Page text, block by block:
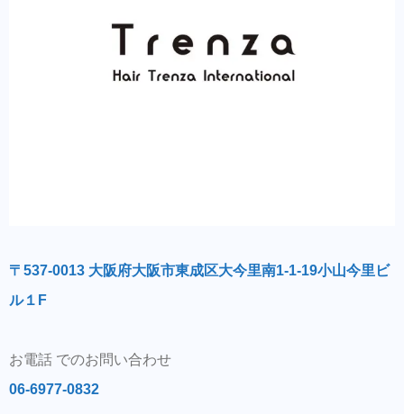
〒537-0013 大阪府大阪市東成区大今里南1-1-19小山今里ビ
ル１F
お電話 でのお問い合わせ
06-6977-0832